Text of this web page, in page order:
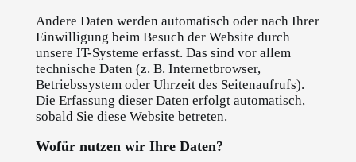
Andere Daten werden automatisch oder nach Ihrer
Einwilligung beim Besuch der Website durch
unsere IT-Systeme erfasst. Das sind vor allem
technische Daten (z. B. Internetbrowser,
Betriebssystem oder Uhrzeit des Seitenaufrufs).
Die Erfassung dieser Daten erfolgt automatisch,
sobald Sie diese Website betreten.
Wofür nutzen wir Ihre Daten?